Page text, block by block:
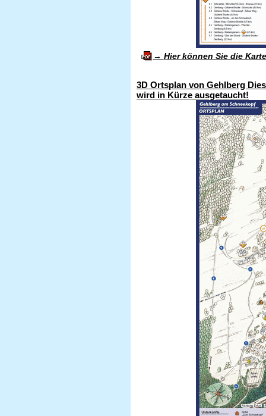
Hier können Sie die
3D Ortsplan von Gehlberg
wird in Kürze ausgetaucht!